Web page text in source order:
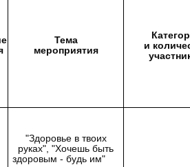
Тема
мероприятия
и
"Здоровье в твоих
руках", "Хочешь быть
здоровым - будь им"